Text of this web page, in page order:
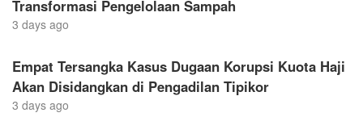
Transformasi Pengelolaan Sampah
3 days ago
Empat Tersangka Kasus Dugaan Korupsi Kuota Haji
Akan Disidangkan di Pengadilan Tipikor
3 days ago